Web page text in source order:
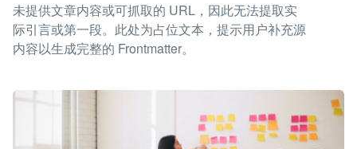
未提供文章内容或可抓取的 URL，因此无法提取实
际引言或第一段。此处为占位文本，提示用户补充源
内容以生成完整的 Frontmatter。